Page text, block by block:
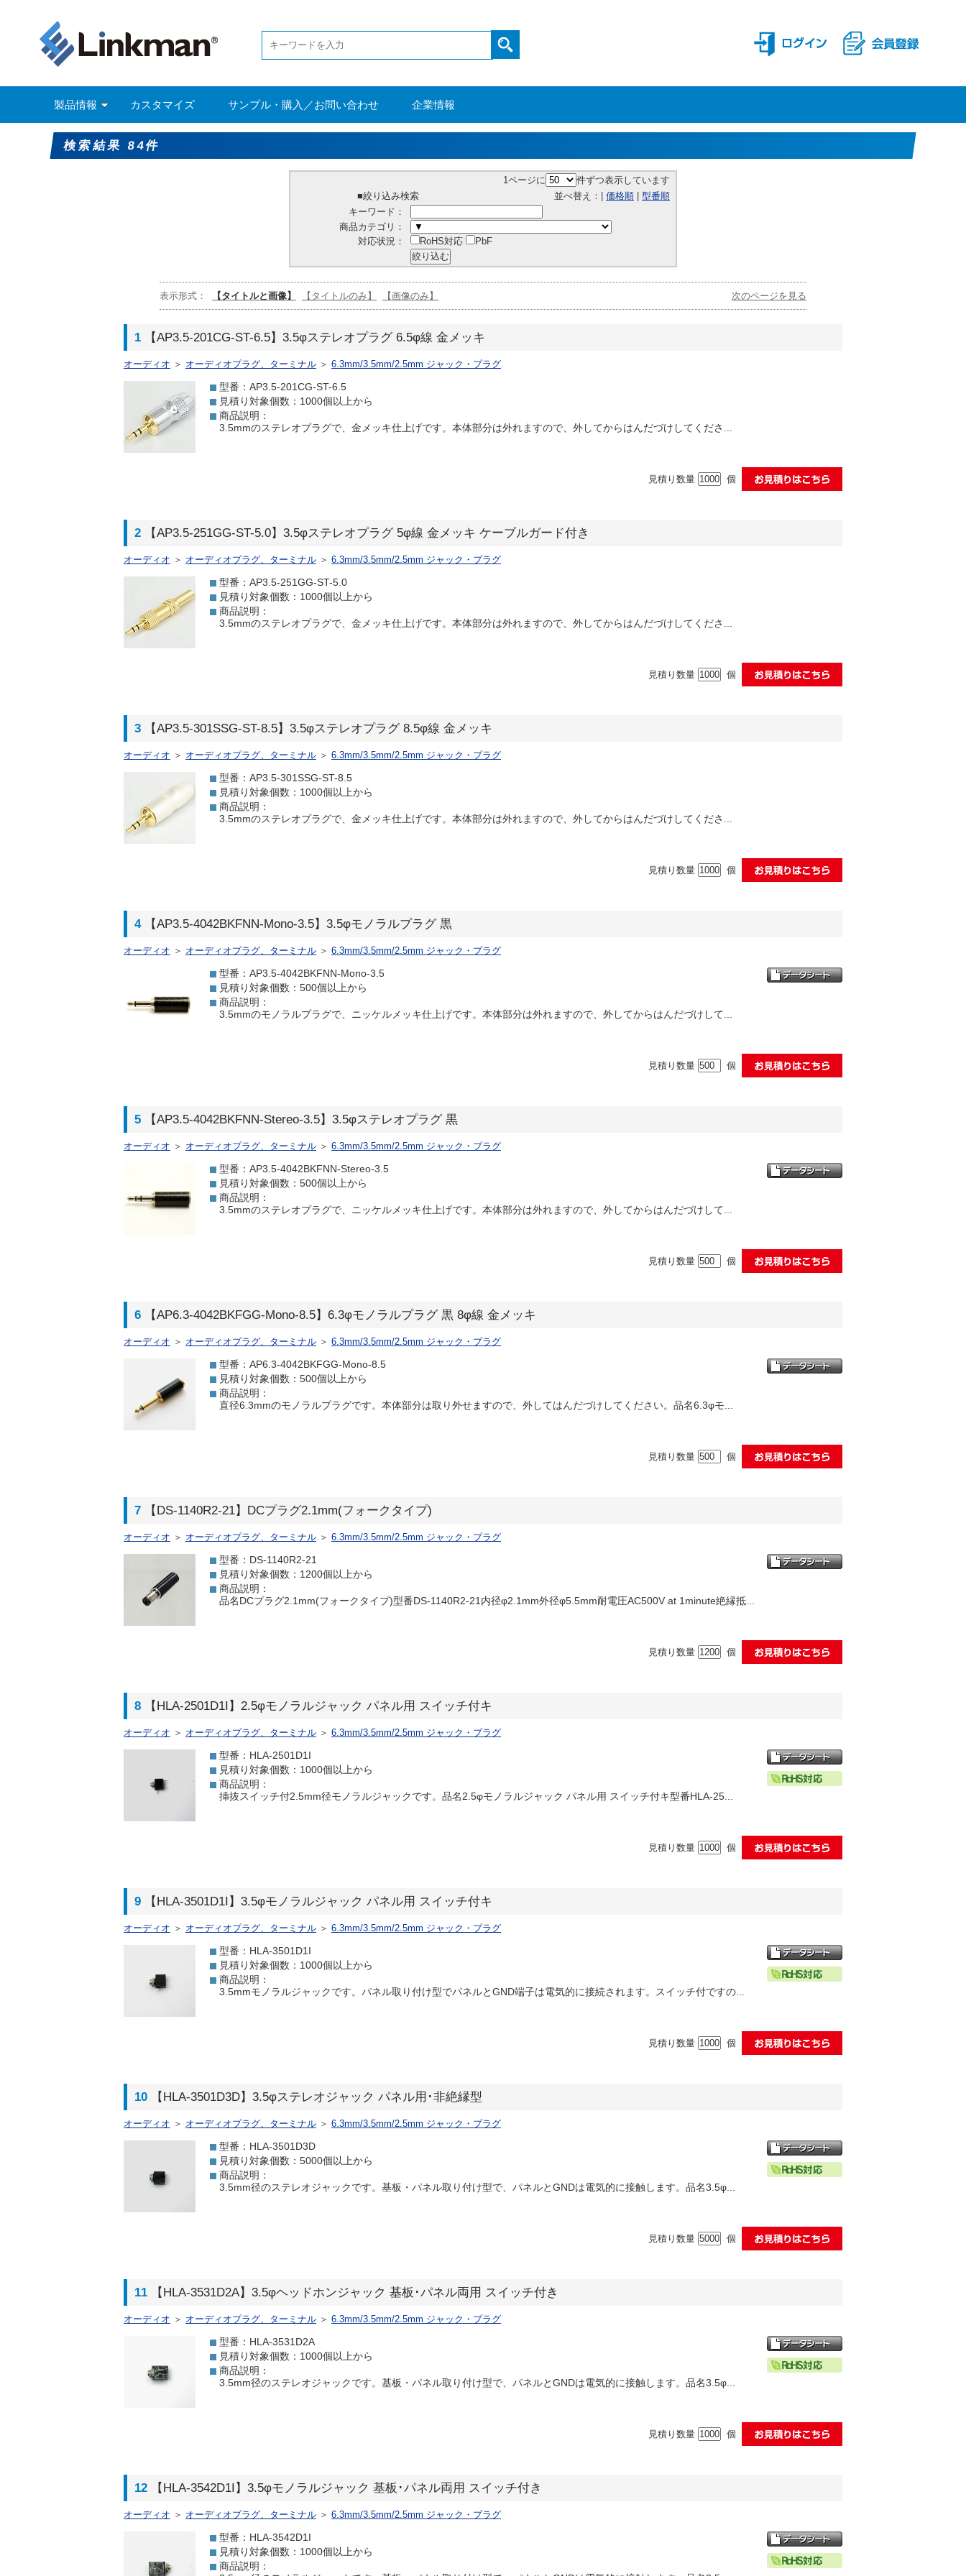
製品情報 カスタマイズ サンプル・購入／お問い合わせ 企業情報
検索結果 84件
1ページに
件ずつ表示しています
■絞り込み検索
並べ替え：| 価格順
型番順
キーワード：
商品カテゴリ：
対応状況：
RoHS対応 PbF
次のページを見る
表示形式： 【タイトルと画像】 【タイトルのみ】 【画像のみ】
1 【AP3.5-201CG-ST-6.5】3.5φステレオプラグ 6.5φ線 金メッキ
オーディオ ＞ オーディオプラグ、ターミナル ＞ 6.3mm/3.5mm/2.5mm ジャック・プラグ
型番：AP3.5-201CG-ST-6.5
見積り対象個数：1000個以上から
商品説明：
3.5mmのステレオプラグで、金メッキ仕上げです。本体部分は外れますので、外してからはんだづけしてくださ...
見積り数量 個
2 【AP3.5-251GG-ST-5.0】3.5φステレオプラグ 5φ線 金メッキ ケーブルガード付き
オーディオ ＞ オーディオプラグ、ターミナル ＞ 6.3mm/3.5mm/2.5mm ジャック・プラグ
型番：AP3.5-251GG-ST-5.0
見積り対象個数：1000個以上から
商品説明：
3.5mmのステレオプラグで、金メッキ仕上げです。本体部分は外れますので、外してからはんだづけしてくださ...
見積り数量 個
3 【AP3.5-301SSG-ST-8.5】3.5φステレオプラグ 8.5φ線 金メッキ
オーディオ ＞ オーディオプラグ、ターミナル ＞ 6.3mm/3.5mm/2.5mm ジャック・プラグ
型番：AP3.5-301SSG-ST-8.5
見積り対象個数：1000個以上から
商品説明：
3.5mmのステレオプラグで、金メッキ仕上げです。本体部分は外れますので、外してからはんだづけしてくださ...
見積り数量 個
4 【AP3.5-4042BKFNN-Mono-3.5】3.5φモノラルプラグ 黒
オーディオ ＞ オーディオプラグ、ターミナル ＞ 6.3mm/3.5mm/2.5mm ジャック・プラグ
型番：AP3.5-4042BKFNN-Mono-3.5
見積り対象個数：500個以上から
商品説明：
3.5mmのモノラルプラグで、ニッケルメッキ仕上げです。本体部分は外れますので、外してからはんだづけして...
見積り数量 個
5 【AP3.5-4042BKFNN-Stereo-3.5】3.5φステレオプラグ 黒
オーディオ ＞ オーディオプラグ、ターミナル ＞ 6.3mm/3.5mm/2.5mm ジャック・プラグ
型番：AP3.5-4042BKFNN-Stereo-3.5
見積り対象個数：500個以上から
商品説明：
3.5mmのステレオプラグで、ニッケルメッキ仕上げです。本体部分は外れますので、外してからはんだづけして...
見積り数量 個
6 【AP6.3-4042BKFGG-Mono-8.5】6.3φモノラルプラグ 黒 8φ線 金メッキ
オーディオ ＞ オーディオプラグ、ターミナル ＞ 6.3mm/3.5mm/2.5mm ジャック・プラグ
型番：AP6.3-4042BKFGG-Mono-8.5
見積り対象個数：500個以上から
商品説明：
直径6.3mmのモノラルプラグです。本体部分は取り外せますので、外してはんだづけしてください。品名6.3φモ...
見積り数量 個
7 【DS-1140R2-21】DCプラグ2.1mm(フォークタイプ)
オーディオ ＞ オーディオプラグ、ターミナル ＞ 6.3mm/3.5mm/2.5mm ジャック・プラグ
型番：DS-1140R2-21
見積り対象個数：1200個以上から
商品説明：
品名DCプラグ2.1mm(フォークタイプ)型番DS-1140R2-21内径φ2.1mm外径φ5.5mm耐電圧AC500V at 1minute絶縁抵...
見積り数量 個
8 【HLA-2501D1I】2.5φモノラルジャック パネル用 スイッチ付キ
オーディオ ＞ オーディオプラグ、ターミナル ＞ 6.3mm/3.5mm/2.5mm ジャック・プラグ
型番：HLA-2501D1I
見積り対象個数：1000個以上から
商品説明：
挿抜スイッチ付2.5mm径モノラルジャックです。品名2.5φモノラルジャック パネル用 スイッチ付キ型番HLA-25...
見積り数量 個
9 【HLA-3501D1I】3.5φモノラルジャック パネル用 スイッチ付キ
オーディオ ＞ オーディオプラグ、ターミナル ＞ 6.3mm/3.5mm/2.5mm ジャック・プラグ
型番：HLA-3501D1I
見積り対象個数：1000個以上から
商品説明：
3.5mmモノラルジャックです。パネル取り付け型でパネルとGND端子は電気的に接続されます。スイッチ付ですの...
見積り数量 個
10 【HLA-3501D3D】3.5φステレオジャック パネル用･非絶縁型
オーディオ ＞ オーディオプラグ、ターミナル ＞ 6.3mm/3.5mm/2.5mm ジャック・プラグ
型番：HLA-3501D3D
見積り対象個数：5000個以上から
商品説明：
3.5mm径のステレオジャックです。基板・パネル取り付け型で、パネルとGNDは電気的に接触します。品名3.5φ...
見積り数量 個
11 【HLA-3531D2A】3.5φヘッドホンジャック 基板･パネル両用 スイッチ付き
オーディオ ＞ オーディオプラグ、ターミナル ＞ 6.3mm/3.5mm/2.5mm ジャック・プラグ
型番：HLA-3531D2A
見積り対象個数：1000個以上から
商品説明：
3.5mm径のステレオジャックです。基板・パネル取り付け型で、パネルとGNDは電気的に接触します。品名3.5φ...
見積り数量 個
12 【HLA-3542D1I】3.5φモノラルジャック 基板･パネル両用 スイッチ付き
オーディオ ＞ オーディオプラグ、ターミナル ＞ 6.3mm/3.5mm/2.5mm ジャック・プラグ
型番：HLA-3542D1I
見積り対象個数：1000個以上から
商品説明：